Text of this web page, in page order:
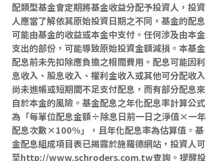
配類型基金會定期將基金收益分配予投資人，投資
人應當了解依其原始投資日期之不同，基金的配息
可能由基金的收益或本金中支付。任何涉及由本金
支出的部份，可能導致原始投資金額減損。本基金
配息前未先扣除應負擔之相關費用。配息可能因利
息收入、股息收入、權利金收入或其他可分配收入
尚未進帳或短期間不足支付配息，而有部分配息來
自於本金的風險。基金配息之年化配息率計算公式
為「每單位配息金額÷除息日前一日之淨值×一年
配息次數×100%」，且年化配息率為估算值。基
金配息組成項目表已揭露於施羅德網站，投資人可
至http://www.schroders.com.tw查詢。提醒投